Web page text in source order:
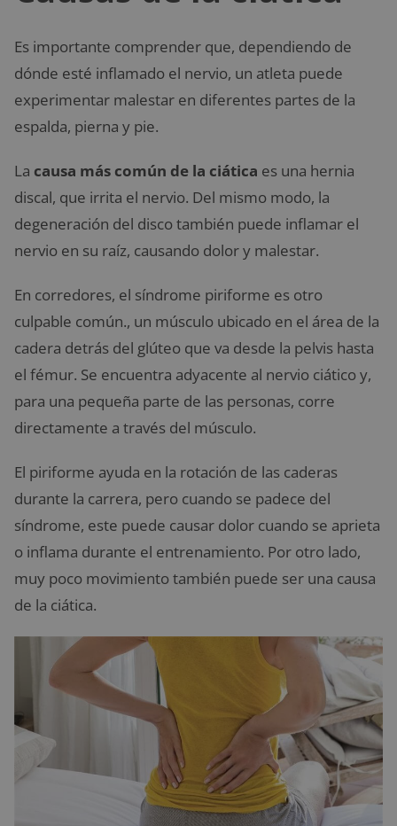
Es importante comprender que, dependiendo de
dónde esté inflamado el nervio, un atleta puede
experimentar malestar en diferentes partes de la
espalda, pierna y pie.
La causa más común de la ciática es una hernia
discal, que irrita el nervio. Del mismo modo, la
degeneración del disco también puede inflamar el
nervio en su raíz, causando dolor y malestar.
En corredores, el síndrome piriforme es otro
culpable común., un músculo ubicado en el área de la
cadera detrás del glúteo que va desde la pelvis hasta
el fémur. Se encuentra adyacente al nervio ciático y,
para una pequeña parte de las personas, corre
directamente a través del músculo.
El piriforme ayuda en la rotación de las caderas
durante la carrera, pero cuando se padece del
síndrome, este puede causar dolor cuando se aprieta
o inflama durante el entrenamiento. Por otro lado,
muy poco movimiento también puede ser una causa
de la ciática.